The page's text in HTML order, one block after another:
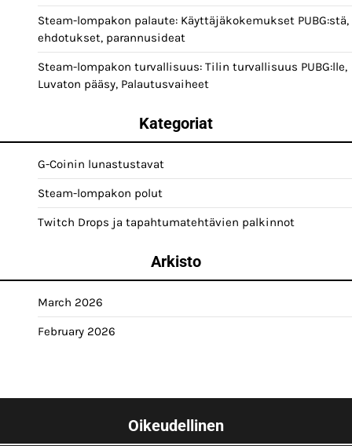
Steam-lompakon palaute: Käyttäjäkokemukset PUBG:stä,
ehdotukset, parannusideat
Steam-lompakon turvallisuus: Tilin turvallisuus PUBG:lle,
Luvaton pääsy, Palautusvaiheet
Kategoriat
G-Coinin lunastustavat
Steam-lompakon polut
Twitch Drops ja tapahtumatehtävien palkinnot
Arkisto
March 2026
February 2026
Oikeudellinen